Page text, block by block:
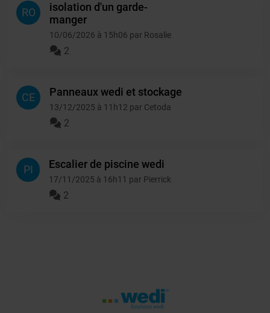
RO
isolation d'un garde-
manger
10/06/2026 à 15h06 par Rosalie
2
CE Panneaux wedi et stockage
13/12/2025 à 11h12 par Cetoda
2
PI Escalier de piscine wedi
17/11/2025 à 16h11 par Pierrick
2